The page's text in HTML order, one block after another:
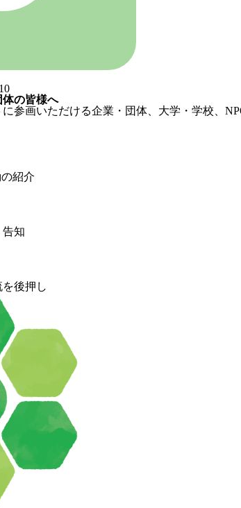
の皆様へ
参画いただける企業・団体、大学・学校、
紹介
知
後押し